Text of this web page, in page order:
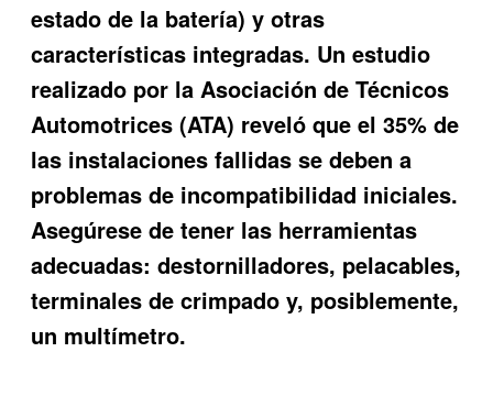
estado de la batería) y otras
características integradas. Un estudio
realizado por la Asociación de Técnicos
Automotrices (ATA) reveló que el 35% de
las instalaciones fallidas se deben a
problemas de incompatibilidad iniciales.
Asegúrese de tener las herramientas
adecuadas: destornilladores, pelacables,
terminales de crimpado y, posiblemente,
un multímetro.